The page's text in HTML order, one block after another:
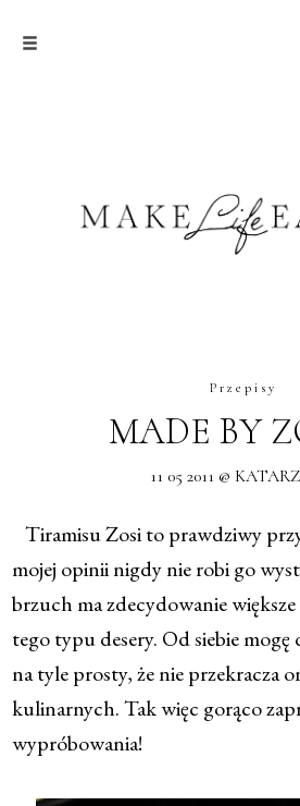
Przepisy
MADE BY
11 05 2011 @
Tiramisu Zosi to prawdziwy
mojej opinii nigdy nie robi go
brzuch ma zdecydowanie
tego typu desery. Od siebie mogę
na tyle prosty, że nie przekracza
kulinarnych. Tak więc gorąco
wypróbowania!